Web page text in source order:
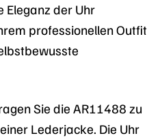
Eleganz der Uhr
professionellen Outfit
Sie die AR11488 zu
Lederjacke. Die Uhr